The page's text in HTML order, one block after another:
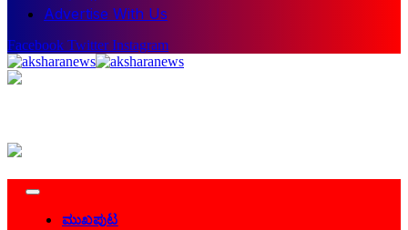
Advertise With Us
Facebook Twitter Instagram
ಮುಖಪುಟ